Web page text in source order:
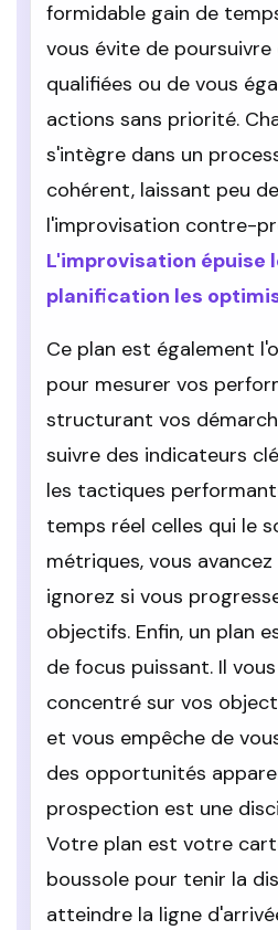
formidable gain de
vous évite de
qualifiées ou de vous
actions sans priorité.
s'intègre dans un
cohérent, laissant peu
l'improvisation contre-
L'improvisation épuise
planification les
Ce plan est également
pour mesurer vos
structurant vos
suivre des indicateurs
les tactiques
temps réel celles qui le
métriques, vous avancez
ignorez si vous
objectifs. Enfin, un plan
de focus puissant. Il
concentré sur vos
et vous empêche de
des opportunités
prospection est une
Votre plan est votre
boussole pour tenir la
atteindre la ligne